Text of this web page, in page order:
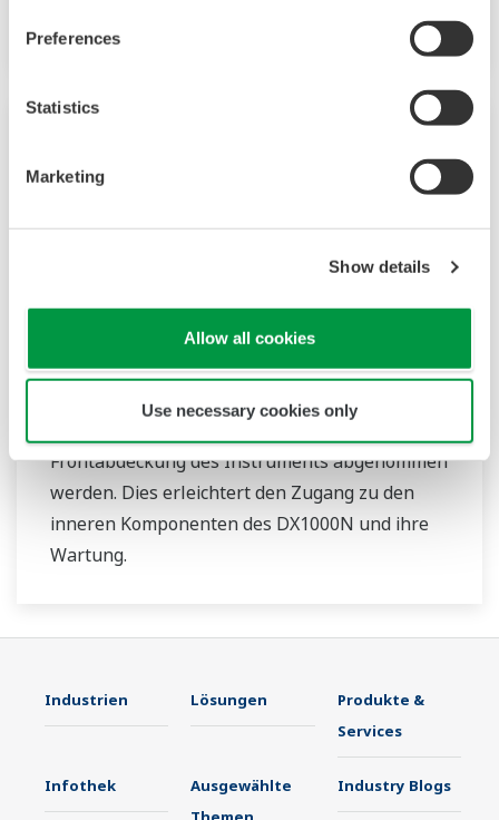
Preferences
Statistics
Marketing
Show details
Allow all cookies
Use necessary cookies only
erweiterte Sicherheit nach FDA CFR21 Part 11.
DX1000N mit herausnehmbaren Chassis
Frontabdeckung des Instruments abgenommen
werden. Dies erleichtert den Zugang zu den
inneren Komponenten des DX1000N und ihre
Wartung.
Industrien Lösungen
Produkte &
Services
Infothek
Ausgewählte
Industry Blogs